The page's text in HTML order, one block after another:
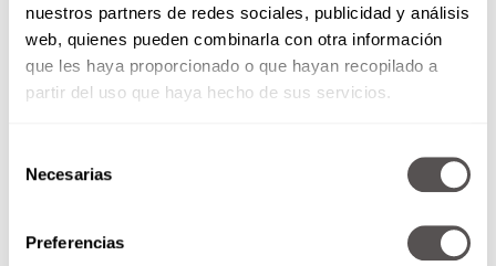
nuestros partners de redes sociales, publicidad y análisis
web, quienes pueden combinarla con otra información
que les haya proporcionado o que hayan recopilado a
partir del uso que haya hecho de sus servicios.
Necesarias
Preferencias
En el
#DíaMundialDelMedioAmbiente
te damos razones y
recomendaciones del vigilante de